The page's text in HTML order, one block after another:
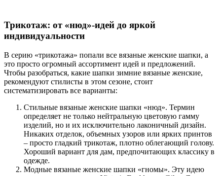
Трикотаж: от «нюд»-идей до яркой
индивидуальности
В серию «трикотажа» попали все вязаные женские шапки, а
это просто огромный ассортимент идей и предложений.
Чтобы разобраться, какие шапки зимние вязаные женские,
рекомендуют стилисты в этом сезоне, стоит
систематизировать все варианты:
Стильные вязаные женские шапки «нюд». Термин
определяет не только нейтральную цветовую гамму
изделий, но и их исключительно лаконичный дизайн.
Никаких отделок, объемных узоров или ярких принтов
– просто гладкий трикотаж, плотно облегающий голову.
Хороший вариант для дам, предпочитающих классику в
одежде.
Модные вязаные женские шапки «гномы». Эту идею